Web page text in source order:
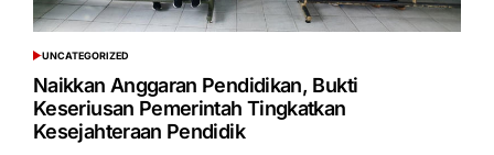
POSTED
IN
UNCATEGORIZED
Naikkan Anggaran Pendidikan, Bukti
Keseriusan Pemerintah Tingkatkan
Kesejahteraan Pendidik